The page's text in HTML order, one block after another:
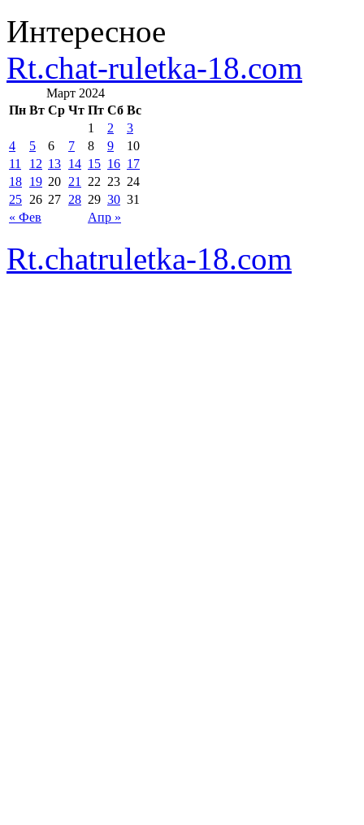
Интересное
Rt.chat-ruletka-18.com
Март 2024
Пн Вт Ср Чт Пт Сб Вс
« Фев Апр »
1 2
3
4
5 6 7 8 9
10
11
12 13 14 15 16 17
18 19 20 21 22 23 24
25 26 27 28 29 30 31
Rt.chatruletka-18.com